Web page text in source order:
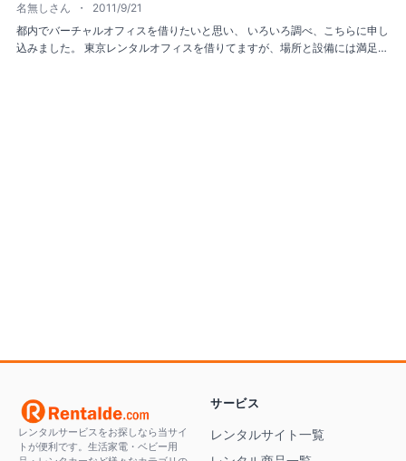
名無しさん
2011/9/21
都内でバーチャルオフィスを借りたいと思い、 いろいろ調べ、こちらに申し
込みました。 東京レンタルオフィスを借りてますが、場所と設備には満足し
レンタルサービスをお探しなら当サイ
トが便利です。生活家電・ベビー用
サービス
レンタルサイト一覧